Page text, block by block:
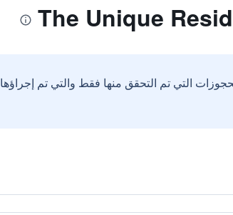
التي تم التحقق منها فقط والتي تم